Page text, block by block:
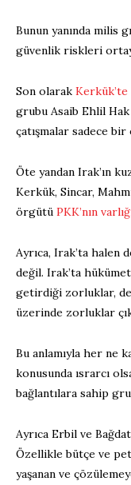
Bunun yanında milis
güvenlik riskleri
Son olarak Kerkük’te
grubu Asaib Ehlil
çatışmalar sadece bir
Öte yandan Irak’ın
Kerkük, Sincar,
örgütü PKK’nın
Ayrıca, Irak’ta halen
değil. Irak’ta
getirdiği zorluklar,
üzerinde zorluklar
Bu anlamıyla her ne
konusunda ısrarcı
bağlantılara sahip
Ayrıca Erbil ve
Özellikle bütçe ve
yaşanan ve